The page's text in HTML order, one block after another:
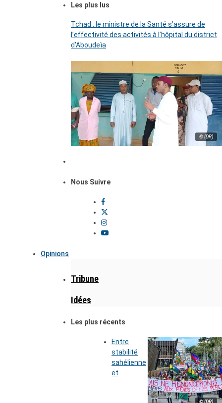
Les plus lus
Tchad : le ministre de la Santé s’assure de
l’effectivité des activités à l’hôpital du district
d’Aboudeïa
© (DR)
Nous Suivre
Opinions
Tribune
Idées
Les plus récents
© (DR)
Entre
stabilité
sahélienne
et